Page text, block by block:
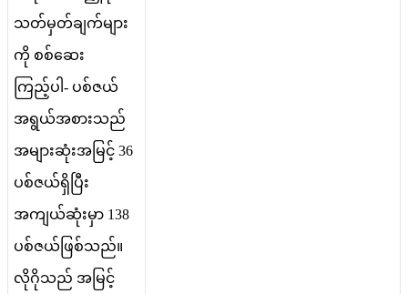
သတမတခကမ
က စစဆ
ကညပ- ပစဇယ
အရယအစသည
အမဆအ မင 36
ပစဇယရ ပ
အကယဆမ 138
ပစဇယ ဖစသည။
လဂသည အ မင